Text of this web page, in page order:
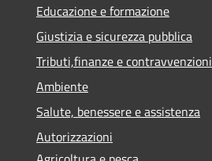
Educazione e formazione
Giustizia e sicurezza pubblica
Tributi,finanze e contravvenzioni
Ambiente
Salute, benessere e assistenza
Autorizzazioni